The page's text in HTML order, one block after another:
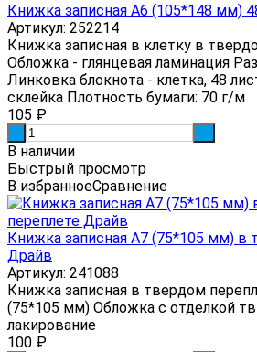
Книжка записная А6 (105*148 мм)
Артикул: 252214
Книжка записная в клетку в
Обложка - глянцевая ламинация
Линковка блокнота - клетка, 48
склейка Плотность бумаги: 70 г/м
105 ₽
В наличии
Быстрый просмотр
В избранноеСравнение
Книжка записная А7 (75*105 мм) в
Драйв
Артикул: 241088
Книжка записная в твердом
(75*105 мм) Обложка с отделкой
лакирование
100 ₽